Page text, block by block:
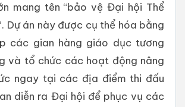
mang tên “bảo vệ Đại hội Thể
Dự án này được cụ thể hóa bằng
các gian hàng giáo dục tương
và tổ chức các hoạt động nâng
ngay tại các địa điểm thi đấu
diễn ra Đại hội để phục vụ các